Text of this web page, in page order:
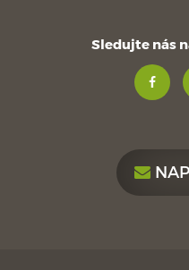
Sledujte nás